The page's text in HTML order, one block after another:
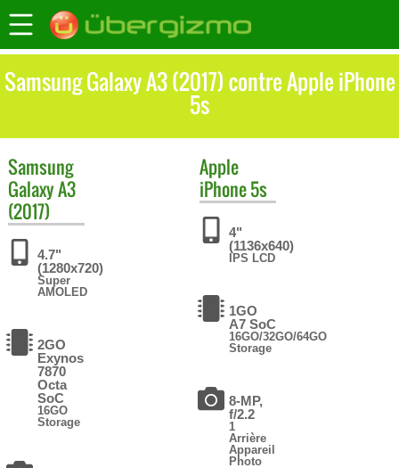
Samsung Galaxy A3 (2017) contre Apple iPhone
5s
Samsung
Galaxy A3
(2017)
4.7"
(1280x720)
Super
AMOLED
2GO
Exynos
7870
Octa
SoC
16GO
Storage
Apple
iPhone 5s
4"
(1136x640)
IPS LCD
1GO
A7 SoC
16GO/32GO/64GO
Storage
8-MP,
f/2.2
1
Arrière
Appareil
Photo